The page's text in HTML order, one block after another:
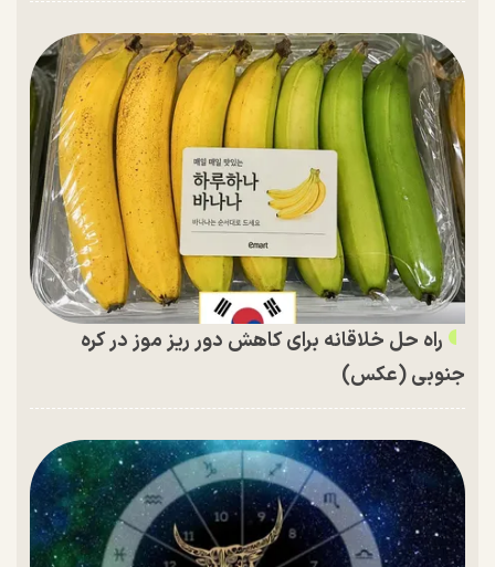
راه حل خلاقانه برای کاهش دور ریز موز در کره
جنوبی (عکس)